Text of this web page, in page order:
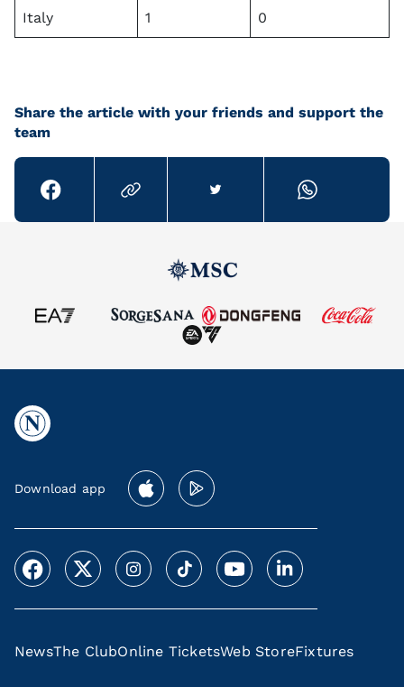
Italy 1 0
Share the article with your friends and support the
team
Download app
NewsThe ClubOnline TicketsWeb StoreFixtures